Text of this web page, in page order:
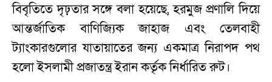
বিবৃতিতে দৃঢ়তার সঙ্গে বলা হয়েছে, হরমুজ প্রণালি দিয়ে
আন্তর্জাতিক বাণিজ্যিক জাহাজ এবং তেলবাহী
ট্যাংকারগুলোর যাতায়াতের জন্য একমাত্র নিরাপদ পথ
হলো ইসলামী প্রজাতন্ত্র ইরান কর্তৃক নির্ধারিত রুট।